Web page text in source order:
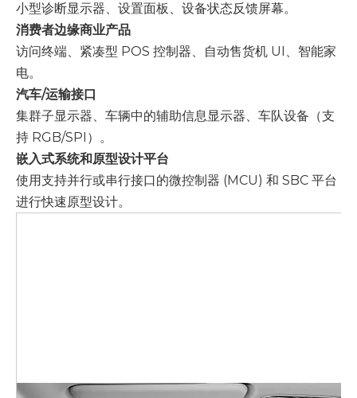
小型诊断显示器、设置面板、设备状态反馈屏幕。
消费者边缘商业产品
访问终端、紧凑型 POS 控制器、自动售货机 UI、智能家
电。
汽车/运输接口
集群子显示器、车辆中的辅助信息显示器、车队设备（支
持 RGB/SPI）。
嵌入式系统和原型设计平台
使用支持并行或串行接口的微控制器 (MCU) 和 SBC 平台
进行快速原型设计。